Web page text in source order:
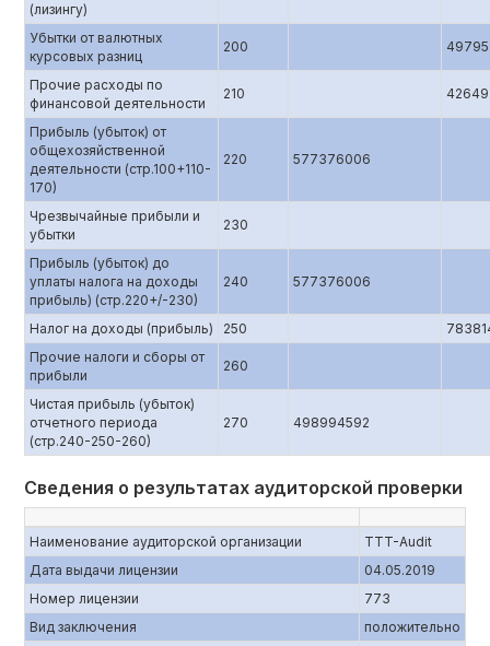
(лизингу)
Убытки от валютных
курсовых разниц
200
Прочие расходы по
финансовой деятельности
210
Прибыль (убыток) от
общехозяйственной
деятельности (стр.100+110-
170)
220 577376006
Чрезвычайные прибыли и
убытки
230
Прибыль (убыток) до
уплаты налога на доходы
прибыль) (стр.220+/-230)
240 577376006
Налог на доходы (прибыль) 250
Прочие налоги и сборы от
прибыли
260
Чистая прибыль (убыток)
отчетного периода
(стр.240-250-260)
270 498994592
Сведения о результатах аудиторской проверки
Наименование аудиторской организации
TTT-Audit
Дата выдачи лицензии
04.05.2019
Номер лицензии
773
Вид заключения
положительно